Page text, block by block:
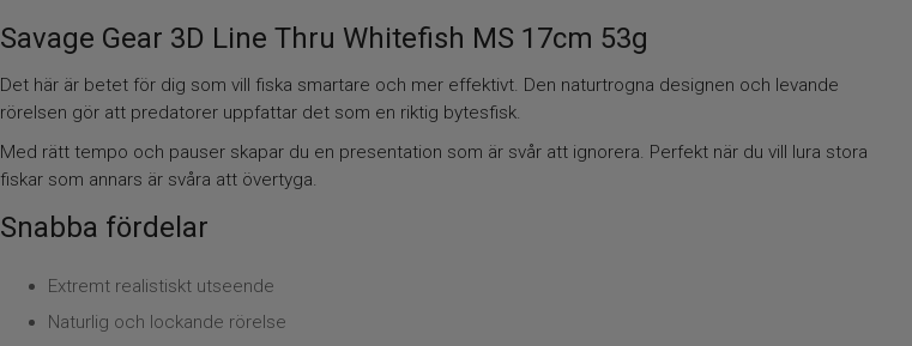
Savage Gear 3D Line Thru Whitefish MS 17cm 53g
Det här är betet för dig som vill fiska smartare och mer effektivt. Den naturtrogna designen och levande
rörelsen gör att predatorer uppfattar det som en riktig bytesfisk.
Med rätt tempo och pauser skapar du en presentation som är svår att ignorera. Perfekt när du vill lura stora
fiskar som annars är svåra att övertyga.
Snabba fördelar
Extremt realistiskt utseende
Naturlig och lockande rörelse